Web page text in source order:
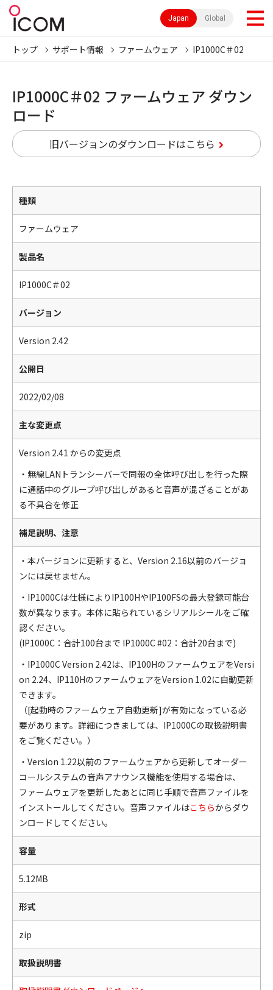
Japan Global
トップ サポート情報 ファームウェア IP1000C＃02
IP1000C＃02 ファームウェア ダウン
ロード
旧バージョンのダウンロードはこちら
種類
ファームウェア
製品名
IP1000C＃02
バージョン
Version 2.42
公開日
2022/02/08
主な変更点
Version 2.41 からの変更点
・無線LANトランシーバーで同報の全体呼び出しを行った際
に通話中のグループ呼び出しがあると音声が混ざることがあ
る不具合を修正
補足説明、注意
・本バージョンに更新すると、Version 2.16以前のバージョ
ンには戻せません。
・IP1000Cは仕様によりIP100HやIP100FSの最大登録可能台
数が異なります。本体に貼られているシリアルシールをご確
認ください。
(IP1000C：合計100台まで IP1000C #02：合計20台まで)
・IP1000C Version 2.42は、IP100HのファームウェアをVersi
on 2.24、IP110HのファームウェアをVersion 1.02に自動更新
できます。
（[起動時のファームウェア自動更新]が有効になっている必
要があります。詳細につきましては、IP1000Cの取扱説明書
をご覧ください。）
・Version 1.22以前のファームウェアから更新してオーダー
コールシステムの音声アナウンス機能を使用する場合は、
ファームウェアを更新したあとに同じ手順で音声ファイルを
インストールしてください。音声ファイルはこちらからダウ
ンロードしてください。
容量
5.12MB
形式
zip
取扱説明書